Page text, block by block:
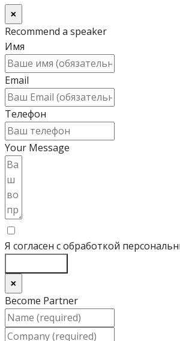
×
Recommend a speaker
Имя
Email
Телефон
Your Message
Я согласен с обработкой
×
Become Partner